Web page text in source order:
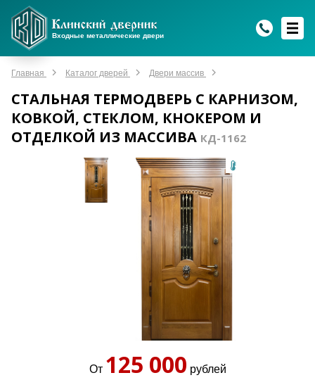
Входные металлические двери
Главная Каталог дверей Двери массив
СТАЛЬНАЯ ТЕРМОДВЕРЬ С КАРНИЗОМ,
КОВКОЙ, СТЕКЛОМ, КНОКЕРОМ И
ОТДЕЛКОЙ ИЗ МАССИВА КД-1162
От 125 000 рублей
Max
Мы онлайн!
WhatsApp
Мы онлайн!
Telegram
Мы онлайн!
Max
Мы онлайн!
WhatsApp
Мы онлайн!